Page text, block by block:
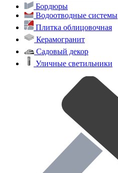
Бордюры
Водоотводные системы
Плитка облицовочная
Керамогранит
Садовый декор
Уличные светильники